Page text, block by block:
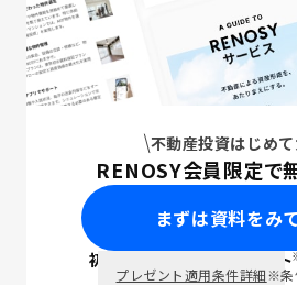
不動産投資はじめ
RENOSY会員限定で
まずは資料をみ
初回面談で ポイント
プレゼント適用条件詳細※条